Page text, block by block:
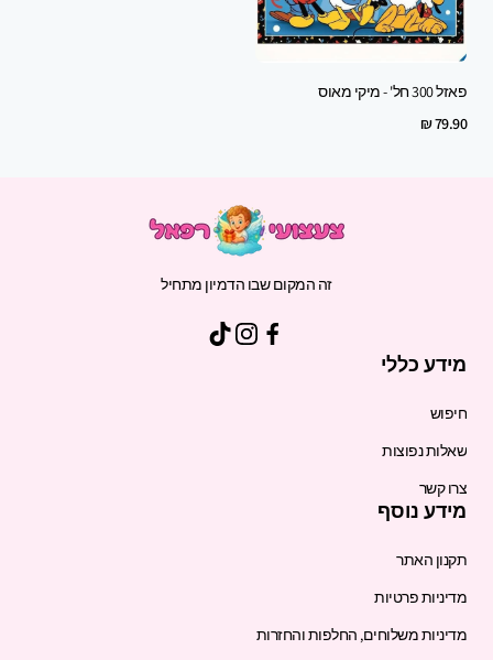
פאזל 300 חל' - מיקי מאוס
Regular
79.90 ₪
זה המקום שבו הדמיון מתחיל
מידע כללי
חיפוש
שאלות נפוצות
צרו קשר
מידע נוסף
תקנון האתר
מדיניות פרטיות
מדיניות משלוחים, החלפות והחזרות